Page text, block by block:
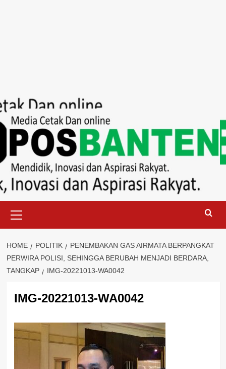
to
content
Menu
HOME POLITIK
PENEMBAKAN GAS AIRMATA BERPANGKAT
PERWIRA POLISI, SEHINGGA BERUBAH MENJADI BERDARA,
TANGKAP
IMG-20221013-WA0042
IMG-20221013-WA0042